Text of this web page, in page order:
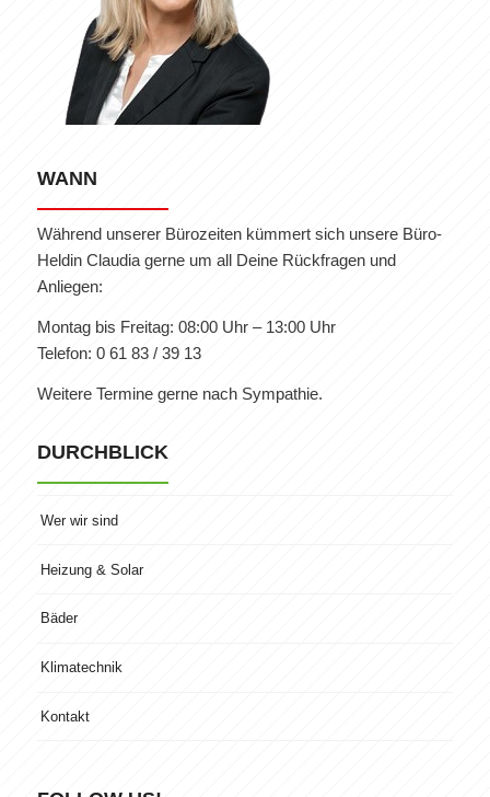
WANN
Während unserer Bürozeiten kümmert sich unsere Büro-
Heldin Claudia gerne um all Deine Rückfragen und
Anliegen:
Montag bis Freitag: 08:00 Uhr – 13:00 Uhr
Telefon: 0 61 83 / 39 13
Weitere Termine gerne nach Sympathie.
DURCHBLICK
Wer wir sind
Heizung & Solar
Bäder
Klimatechnik
Kontakt